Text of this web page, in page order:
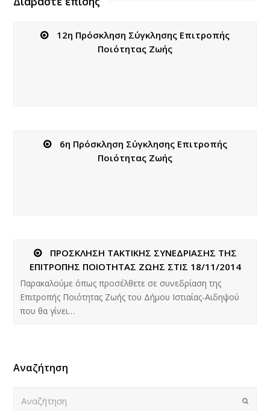
12η Πρόσκληση Σύγκλησης Επιτροπής
Ποιότητας Ζωής
6η Πρόσκληση Σύγκλησης Επιτροπής
Ποιότητας Ζωής
ΠΡΟΣΚΛΗΣΗ ΤΑΚΤΙΚΗΣ ΣΥΝΕΔΡΙΑΣΗΣ ΤΗΣ
ΕΠΙΤΡΟΠΗΣ ΠΟΙΟΤΗΤΑΣ ΖΩΗΣ ΣΤΙΣ 18/11/2014
Παρακαλούμε όπως προσέλθετε σε συνεδρίαση της
Επιτροπής Ποιότητας Ζωής του Δήμου Ιστιαίας-Αιδηψού
που θα γίνει…
Αναζήτηση
Submit